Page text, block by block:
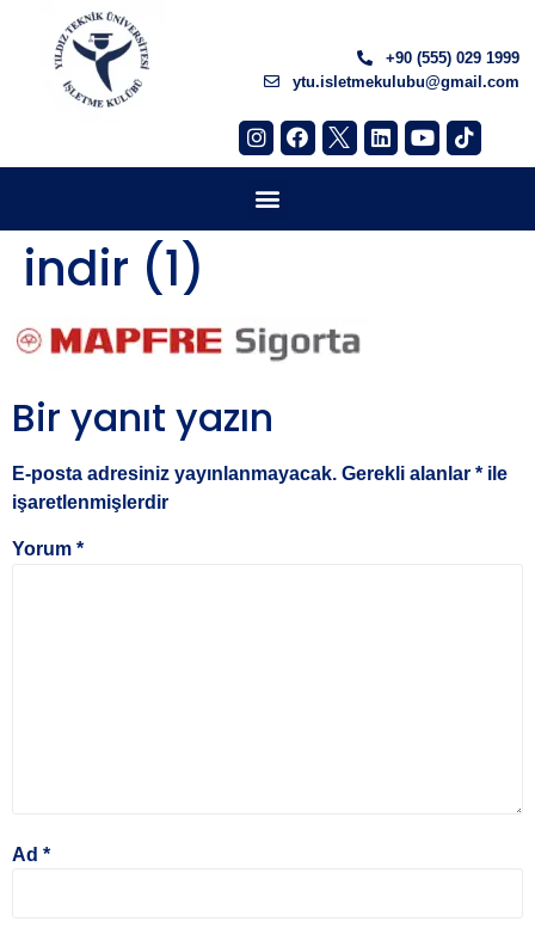
+90 (555) 029 1999
ytu.isletmekulubu@gmail.com
indir (1)
Bir yanıt yazın
E-posta adresiniz yayınlanmayacak. Gerekli alanlar * ile
işaretlenmişlerdir
Yorum *
Ad *